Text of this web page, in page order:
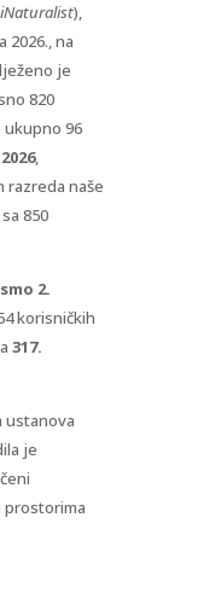
iNaturalist),
2026., na
je
820
96
,
razreda naše
850
2.
korisničkih
317.
ustanova
je
prostorima